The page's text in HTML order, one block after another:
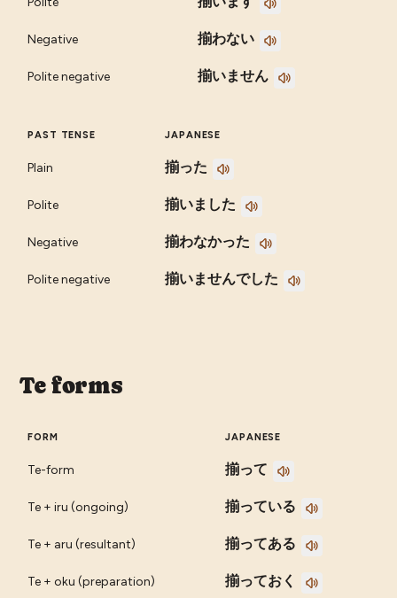
Negative 揃わない
Polite negative 揃いません
PAST TENSE JAPANESE
Plain 揃った
Polite 揃いました
Negative 揃わなかった
Polite negative 揃いませんでした
Te forms
FORM JAPANESE
Te-form 揃って
Te + iru (ongoing) 揃っている
Te + aru (resultant) 揃ってある
Te + oku (preparation) 揃っておく